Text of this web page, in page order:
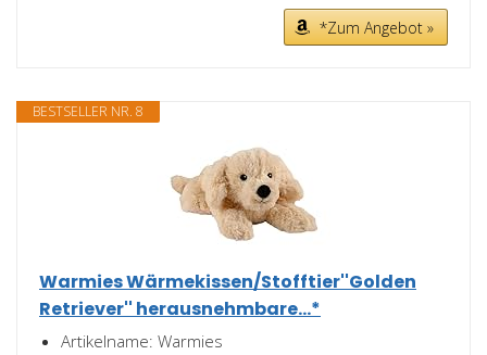
*Zum Angebot »
BESTSELLER NR. 8
Warmies Wärmekissen/Stofftier''Golden
Retriever'' herausnehmbare...*
Artikelname: Warmies